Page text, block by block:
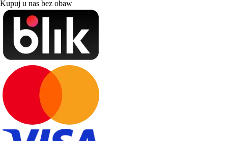
Kupuj u nas bez obaw